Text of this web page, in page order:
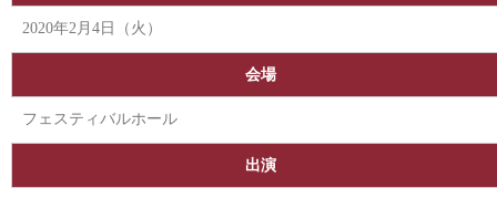
2020年2月4日（火）
会場
フェスティバルホール
出演